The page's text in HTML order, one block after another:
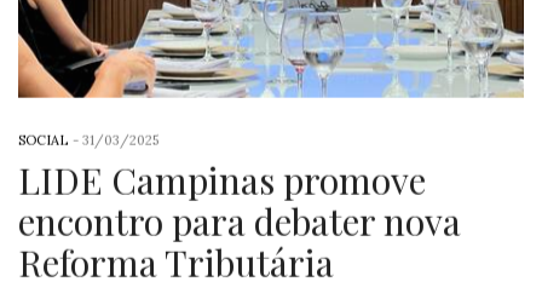
SOCIAL - 31/03/2025
LIDE Campinas promove
encontro para debater nova
Reforma Tributária